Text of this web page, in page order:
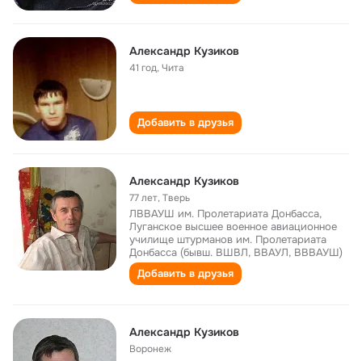
Александр Кузиков
41 год,Чита
Добавить в друзья
Александр Кузиков
77 лет,Тверь
ЛВВАУШ им. Пролетариата Донбасса,
Луганское высшее военное авиационное
училище штурманов им. Пролетариата
Донбасса (бывш. ВШВЛ, ВВАУЛ, ВВВАУШ)
Добавить в друзья
Александр Кузиков
Воронеж